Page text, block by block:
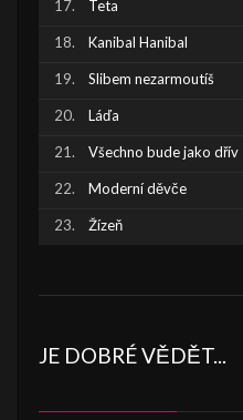
Teta
Kanibal Hanibal
Slibem nezarmoutíš
Láďa
Všechno bude jako dřív
Moderní děvče
Žízeň
JE DOBRÉ VĚDĚT...